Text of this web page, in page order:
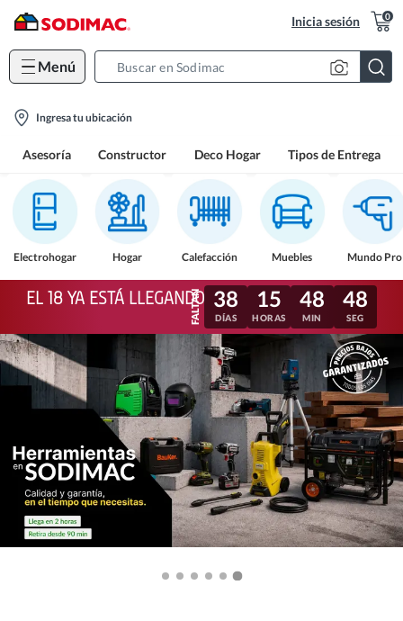
Inicia sesión 0
Menú
location-
Ingresa tu ubicación
Asesoría Constructor Deco Hogar Tipos de Entrega
Electrohogar Hogar Calefacción Muebles Mundo Pro
EL 18 YA ESTÁ LLEGANDO 38
DÍAS
15
HORAS
48
MIN
45
SEG